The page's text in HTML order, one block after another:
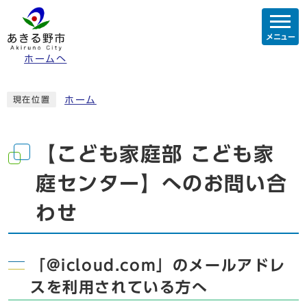
ホームへ
メニュー
現在位置 ホーム
【こども家庭部 こども家
庭センター】へのお問い合
わせ
「@icloud.com」のメールアドレ
スを利用されている方へ